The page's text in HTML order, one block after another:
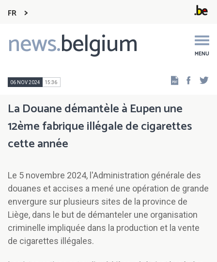
FR
news.belgium MENU
Main
navigation
06 NOV 2024 15:36
La Douane démantèle à Eupen une
12ème fabrique illégale de cigarettes
cette année
Le 5 novembre 2024, l'Administration générale des
douanes et accises a mené une opération de grande
envergure sur plusieurs sites de la province de
Liège, dans le but de démanteler une organisation
criminelle impliquée dans la production et la vente
de cigarettes illégales.